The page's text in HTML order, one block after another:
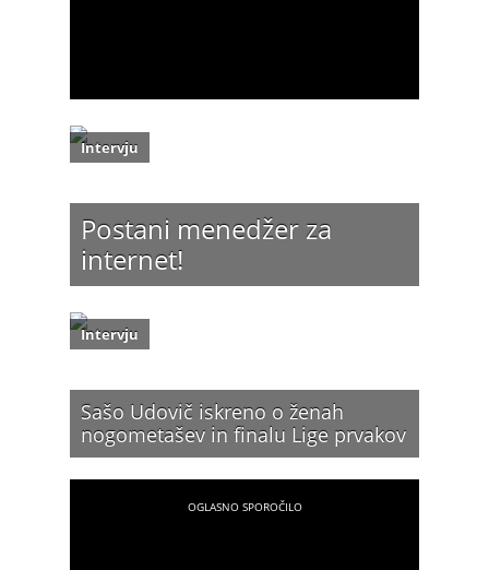
Postani menedžer za
internet!
Intervju
Sašo Udovič iskreno o ženah
nogometašev in finalu Lige prvakov
Intervju